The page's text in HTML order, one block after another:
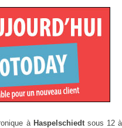
à Haspelschiedtsous 12 à